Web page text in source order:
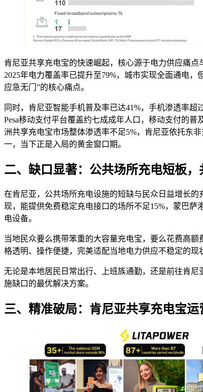
肯尼亚共享充电宝的快速崛起，核心源于电力供应痛
2025年电力覆盖率已提升至79%，城市实现全面通电
应急无门”的核心痛点。
同时，肯尼亚智能手机普及率已达41%，手机渗透率
Pesa移动支付平台覆盖约七成成年人口，移动支付的
洲共享充电宝市场整体渗透率不足5%，肯尼亚依托东
一，当下正是入局的黄金窗口期。
二、缺口显著：公共场所充电短板
在肯尼亚，公共场所充电设施的短缺与民众日益增长
现，能提供免费稳定充电接口的场所不足15%，蒙巴
电设备。
当地民众要么携带笨重的大容量充电宝，要么花费高
格透明、操作便捷，完美适配当地电力供应不稳定的现
无论是本地居民日常出行、上班族通勤，还是前往肯
施缺口的最优解决方案。
三、精准破局：肯尼亚共享充电宝